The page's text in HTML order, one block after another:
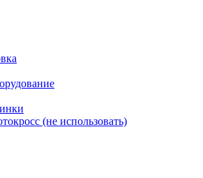
(не использовать)